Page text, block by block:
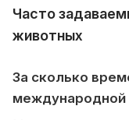
Часто
животных
За сколько
международной